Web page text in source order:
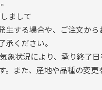
まして
生する場合や、ご注文か
ください。
象状況により、承り終了
。また、産地や品種の変